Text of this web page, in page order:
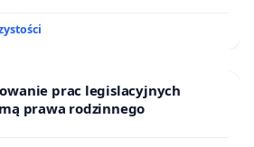
prac legislacyjnych
prawa rodzinnego